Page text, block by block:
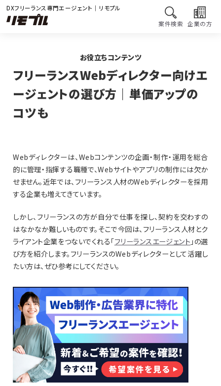
DXフリーランス専門エージェント｜リモプル
案件検索 企業の方
お役立ちコンテンツ
フリーランスWebディレクター向けエ
ージェントの選び方｜単価アップの
コツも
Webディレクターは、Webコンテンツの企画・制作・運用を総合
的に管理・指揮する職種で、Webサイトやアプリの制作には欠か
せません。近年では、フリーランス人材のWebディレクターを採用
する企業も増えてきています。
しかし、フリーランスの方が自分で仕事を探し、契約を交わすの
はなかなか難しいものです。そこで今回は、フリーランス人材とク
ライアント企業をつないでくれる「フリーランスエージェント 」の選
び方を紹介します。フリーランスのWebディレクターとして活躍し
たい方は、ぜひ参考にしてください。